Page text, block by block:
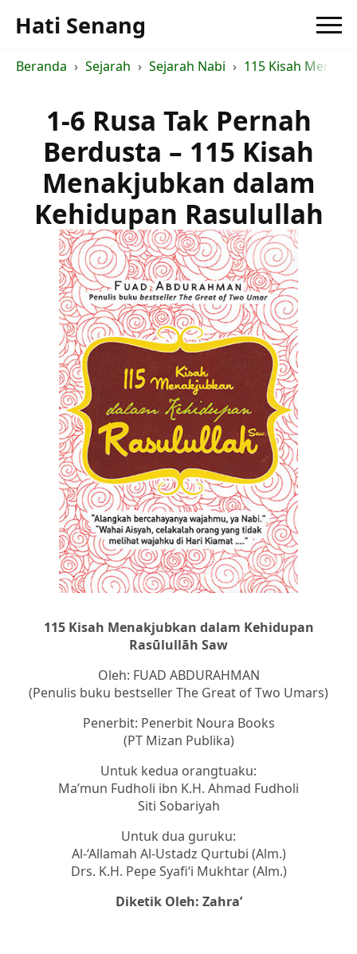
Hati Senang
Beranda Sejarah Sejarah Nabi 115 Kisah
1-6 Rusa Tak Pernah
Berdusta – 115 Kisah
Menakjubkan dalam
Kehidupan Rasulullah
115 Kisah Menakjubkan dalam Kehidupan
Rasūlullāh Saw
Oleh: FUAD ABDURAHMAN
(Penulis buku bestseller The Great of Two Umars)
Penerbit: Penerbit Noura Books
(PT Mizan Publika)
Untuk kedua orangtuaku:
Ma’mun Fudholi ibn K.H. Ahmad Fudholi
Siti Sobariyah
Untuk dua guruku:
Al-‘Allamah Al-Ustadz Qurtubi (Alm.)
Drs. K.H. Pepe Syafi‘i Mukhtar (Alm.)
Diketik Oleh: Zahra’